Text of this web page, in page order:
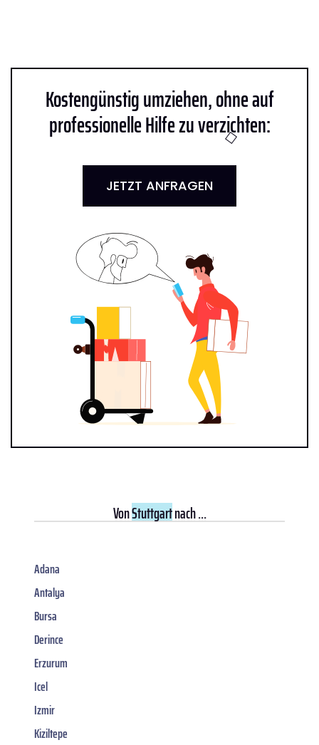
Kostengünstig umziehen, ohne auf
professionelle Hilfe zu verzichten:
JETZT ANFRAGEN
VonStuttgartnach ...
Adana
Antalya
Bursa
Derince
Erzurum
Icel
Izmir
Kiziltepe